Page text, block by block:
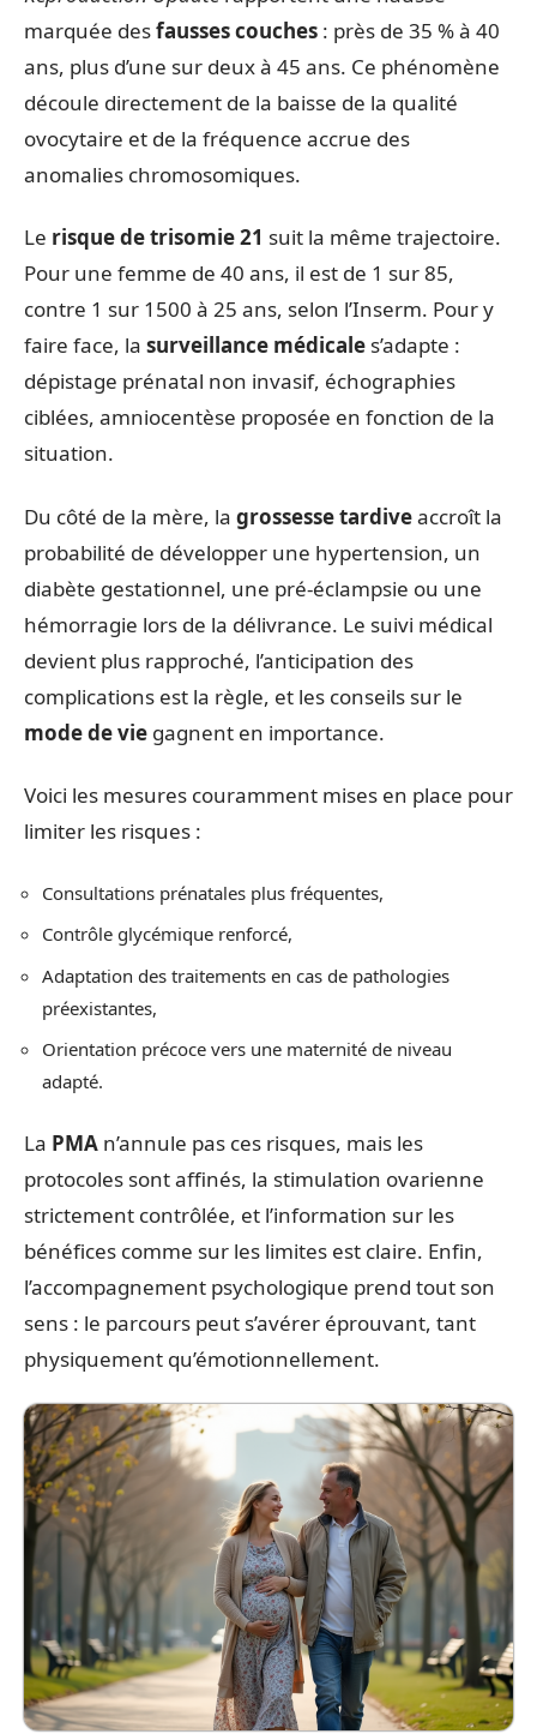
marquée desfausses couches : près de 35 % à 40
ans, plus d’une sur deux à 45 ans. Ce phénomène
découle directement de la baisse de la qualité
ovocytaire et de la fréquence accrue des
anomalies chromosomiques.
Le risque de trisomie 21 suit la même trajectoire.
Pour une femme de 40 ans, il est de 1 sur 85,
contre 1 sur 1500 à 25 ans, selon l’Inserm. Pour y
faire face, la surveillance médicale s’adapte :
dépistage prénatal non invasif, échographies
ciblées, amniocentèse proposée en fonction de la
situation.
Du côté de la mère, la grossesse tardiveaccroît la
probabilité de développer une hypertension, un
diabète gestationnel, une pré-éclampsie ou une
hémorragie lors de la délivrance. Le suivi médical
devient plus rapproché, l’anticipation des
complications est la règle, et les conseils sur le
mode de vie gagnent en importance.
Voici les mesures couramment mises en place pour
limiter les risques :
Consultations prénatales plus fréquentes,
Contrôle glycémique renforcé,
Adaptation des traitements en cas de pathologies
préexistantes,
Orientation précoce vers une maternité de niveau
adapté.
La PMA n’annule pas ces risques, mais les
protocoles sont affinés, la stimulation ovarienne
strictement contrôlée, et l’information sur les
bénéfices comme sur les limites est claire. Enfin,
l’accompagnement psychologique prend tout son
sens : le parcours peut s’avérer éprouvant, tant
physiquement qu’émotionnellement.